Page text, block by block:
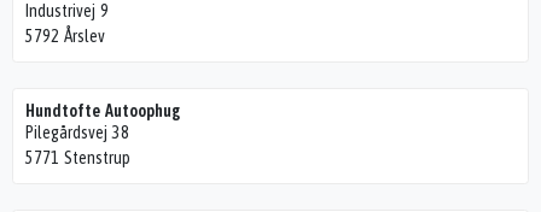
Industrivej 9
5792 Årslev
Hundtofte Autoophug
Pilegårdsvej 38
5771 Stenstrup